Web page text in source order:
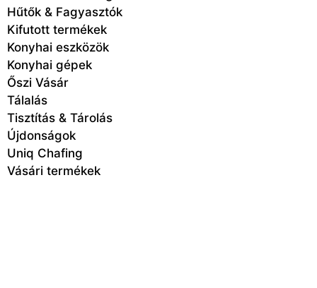
Hűtők & Fagyasztók
Kifutott termékek
Konyhai eszközök
Konyhai gépek
Őszi Vásár
Tálalás
Tisztítás & Tárolás
Újdonságok
Uniq Chafing
Vásári termékek